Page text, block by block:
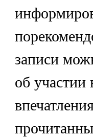
записи
об участии